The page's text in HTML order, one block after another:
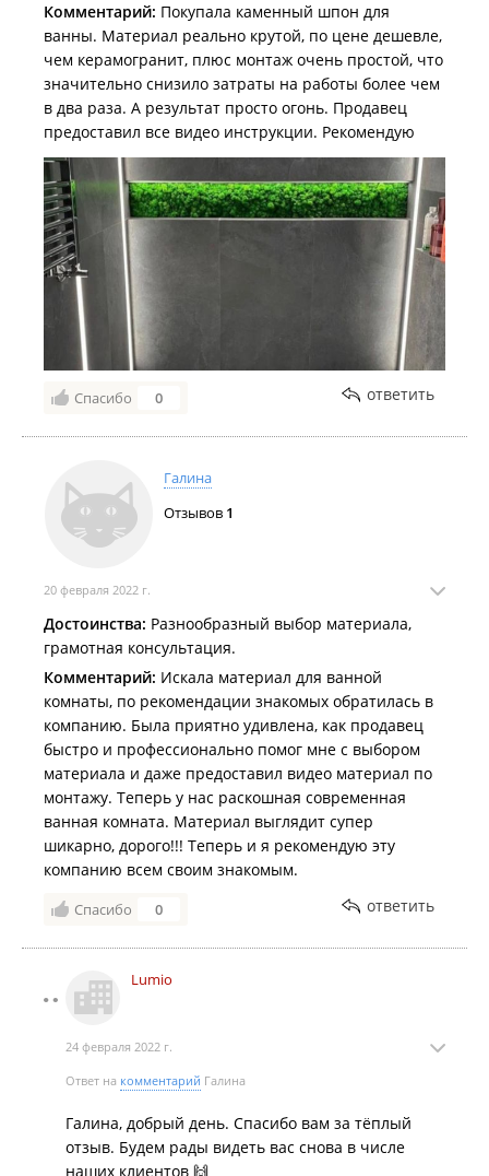
Размер (мм): 1220x610;
Материал: натуральный камень;
Прочность на изгиб: 38-51 Мпа;
Огнеупорность: не горючий;
Производитель: Германия.
ИП Вахрушев А. И.
Комментарий: Покупала каменный шпон для
ванны. Материал реально крутой, по цене дешевле,
чем керамогранит, плюс монтаж очень простой, что
значительно снизило затраты на работы более чем
в два раза. А результат просто огонь. Продавец
предоставил все видео инструкции. Рекомендую
Спасибо 0 ответить
Галина
Отзывов 1
20 февраля 2022 г.
Достоинства: Разнообразный выбор материала,
грамотная консультация.
Комментарий: Искала материал для ванной
комнаты, по рекомендации знакомых обратилась в
компанию. Была приятно удивлена, как продавец
быстро и профессионально помог мне с выбором
материала и даже предоставил видео материал по
монтажу. Теперь у нас раскошная современная
ванная комната. Материал выглядит супер
шикарно, дорого!!! Теперь и я рекомендую эту
компанию всем своим знакомым.
Спасибо 0 ответить
Lumio
24 февраля 2022 г.
Ответ на комментарий Галина
Галина, добрый день. Спасибо вам за тёплый
отзыв. Будем рады видеть вас снова в числе
наших клиентов 🙌